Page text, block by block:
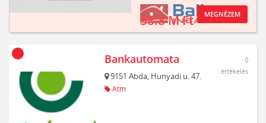
38.8 M Ft MEGNÉZEM
Bankautomata
9151 Abda, Hunyadi u. 47.
Atm
0
értékelés